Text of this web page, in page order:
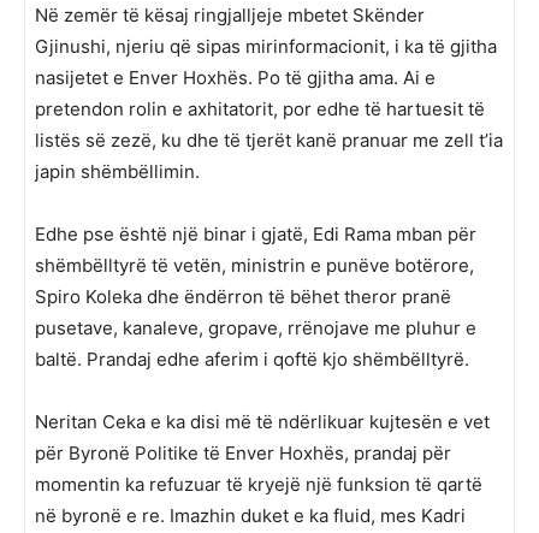
Në zemër të kësaj ringjalljeje mbetet Skënder
Gjinushi, njeriu që sipas mirinformacionit, i ka të gjitha
nasijetet e Enver Hoxhës. Po të gjitha ama. Ai e
pretendon rolin e axhitatorit, por edhe të hartuesit të
listës së zezë, ku dhe të tjerët kanë pranuar me zell t’ia
japin shëmbëllimin.
Edhe pse është një binar i gjatë, Edi Rama mban për
shëmbëlltyrë të vetën, ministrin e punëve botërore,
Spiro Koleka dhe ëndërron të bëhet theror pranë
pusetave, kanaleve, gropave, rrënojave me pluhur e
baltë. Prandaj edhe aferim i qoftë kjo shëmbëlltyrë.
Neritan Ceka e ka disi më të ndërlikuar kujtesën e vet
për Byronë Politike të Enver Hoxhës, prandaj për
momentin ka refuzuar të kryejë një funksion të qartë
në byronë e re. Imazhin duket e ka fluid, mes Kadri